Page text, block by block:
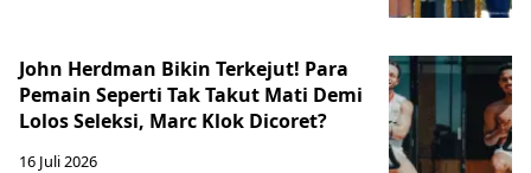
John Herdman Bikin Terkejut! Para
Pemain Seperti Tak Takut Mati Demi
Lolos Seleksi, Marc Klok Dicoret?
16 Juli 2026